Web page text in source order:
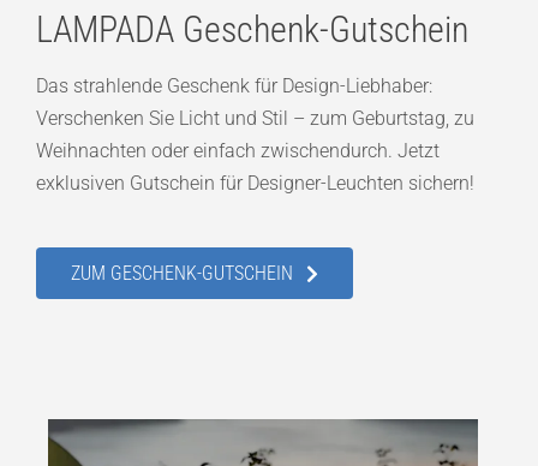
LAMPADA Geschenk-Gutschein
Das strahlende Geschenk für Design-Liebhaber:
Verschenken Sie Licht und Stil – zum Geburtstag, zu
Weihnachten oder einfach zwischendurch. Jetzt
exklusiven Gutschein für Designer-Leuchten sichern!
ZUM GESCHENK-GUTSCHEIN